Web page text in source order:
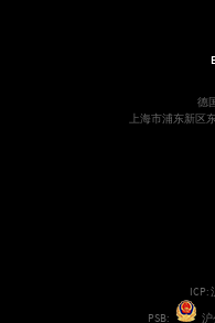
德
上海市浦东新区
ICP:
PSB:
沪